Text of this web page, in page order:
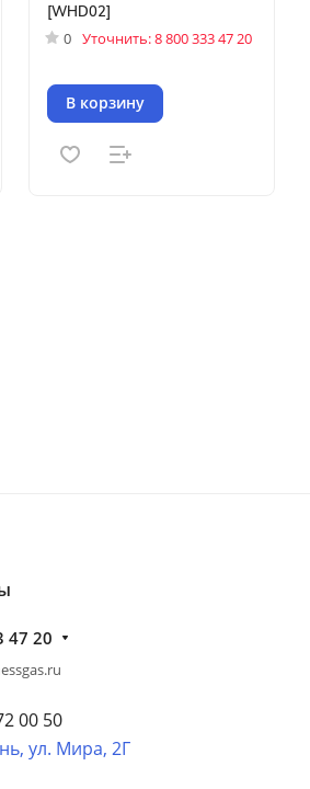
[WHD02]
0 Уточнить: 8 800 333 47 20
В корзину
47 20
00 50
ул. Мира, 2Г